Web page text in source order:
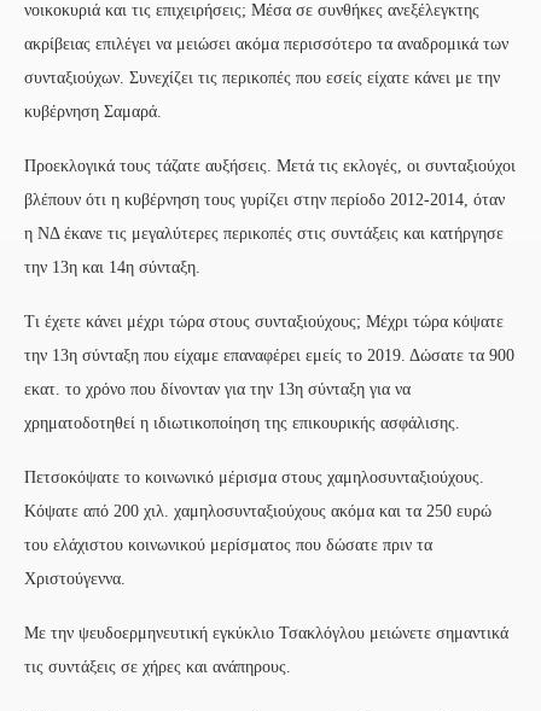
νοικοκυριά και τις επιχειρήσεις; Μέσα σε συνθήκες ανεξέλεγκτης
ακρίβειας επιλέγει να μειώσει ακόμα περισσότερο τα αναδρομικά των
συνταξιούχων. Συνεχίζει τις περικοπές που εσείς είχατε κάνει με την
κυβέρνηση Σαμαρά.
Προεκλογικά τους τάζατε αυξήσεις. Μετά τις εκλογές, οι συνταξιούχοι
βλέπουν ότι η κυβέρνηση τους γυρίζει στην περίοδο 2012-2014, όταν
η ΝΔ έκανε τις μεγαλύτερες περικοπές στις συντάξεις και κατήργησε
την 13η και 14η σύνταξη.
Τι έχετε κάνει μέχρι τώρα στους συνταξιούχους; Μέχρι τώρα κόψατε
την 13η σύνταξη που είχαμε επαναφέρει εμείς το 2019. Δώσατε τα 900
εκατ. το χρόνο που δίνονταν για την 13η σύνταξη για να
χρηματοδοτηθεί η ιδιωτικοποίηση της επικουρικής ασφάλισης.
Πετσοκόψατε το κοινωνικό μέρισμα στους χαμηλοσυνταξιούχους.
Κόψατε από 200 χιλ. χαμηλοσυνταξιούχους ακόμα και τα 250 ευρώ
του ελάχιστου κοινωνικού μερίσματος που δώσατε πριν τα
Χριστούγεννα.
Με την ψευδοερμηνευτική εγκύκλιο Τσακλόγλου μειώνετε σημαντικά
τις συντάξεις σε χήρες και ανάπηρους.